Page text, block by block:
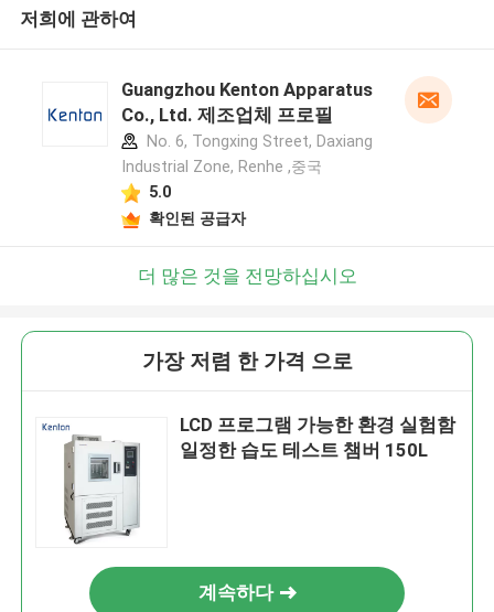
저희에 관하여
Guangzhou Kenton Apparatus
Co., Ltd. 제조업체 프로필
No. 6, Tongxing Street, Daxiang
Industrial Zone, Renhe ,중국
5.0
확인된 공급자
더 많은 것을 전망하십시오
가장 저렴 한 가격 으로
LCD 프로그램 가능한 환경 실험함
일정한 습도 테스트 챔버 150L
계속하다